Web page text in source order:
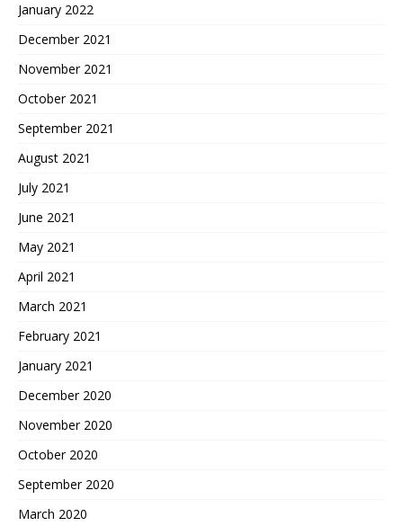
January 2022
December 2021
November 2021
October 2021
September 2021
August 2021
July 2021
June 2021
May 2021
April 2021
March 2021
February 2021
January 2021
December 2020
November 2020
October 2020
September 2020
March 2020